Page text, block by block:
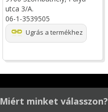
utca 3/A.
06-1-3539505
Ugrás a termékhez
Miért minket válasszon?